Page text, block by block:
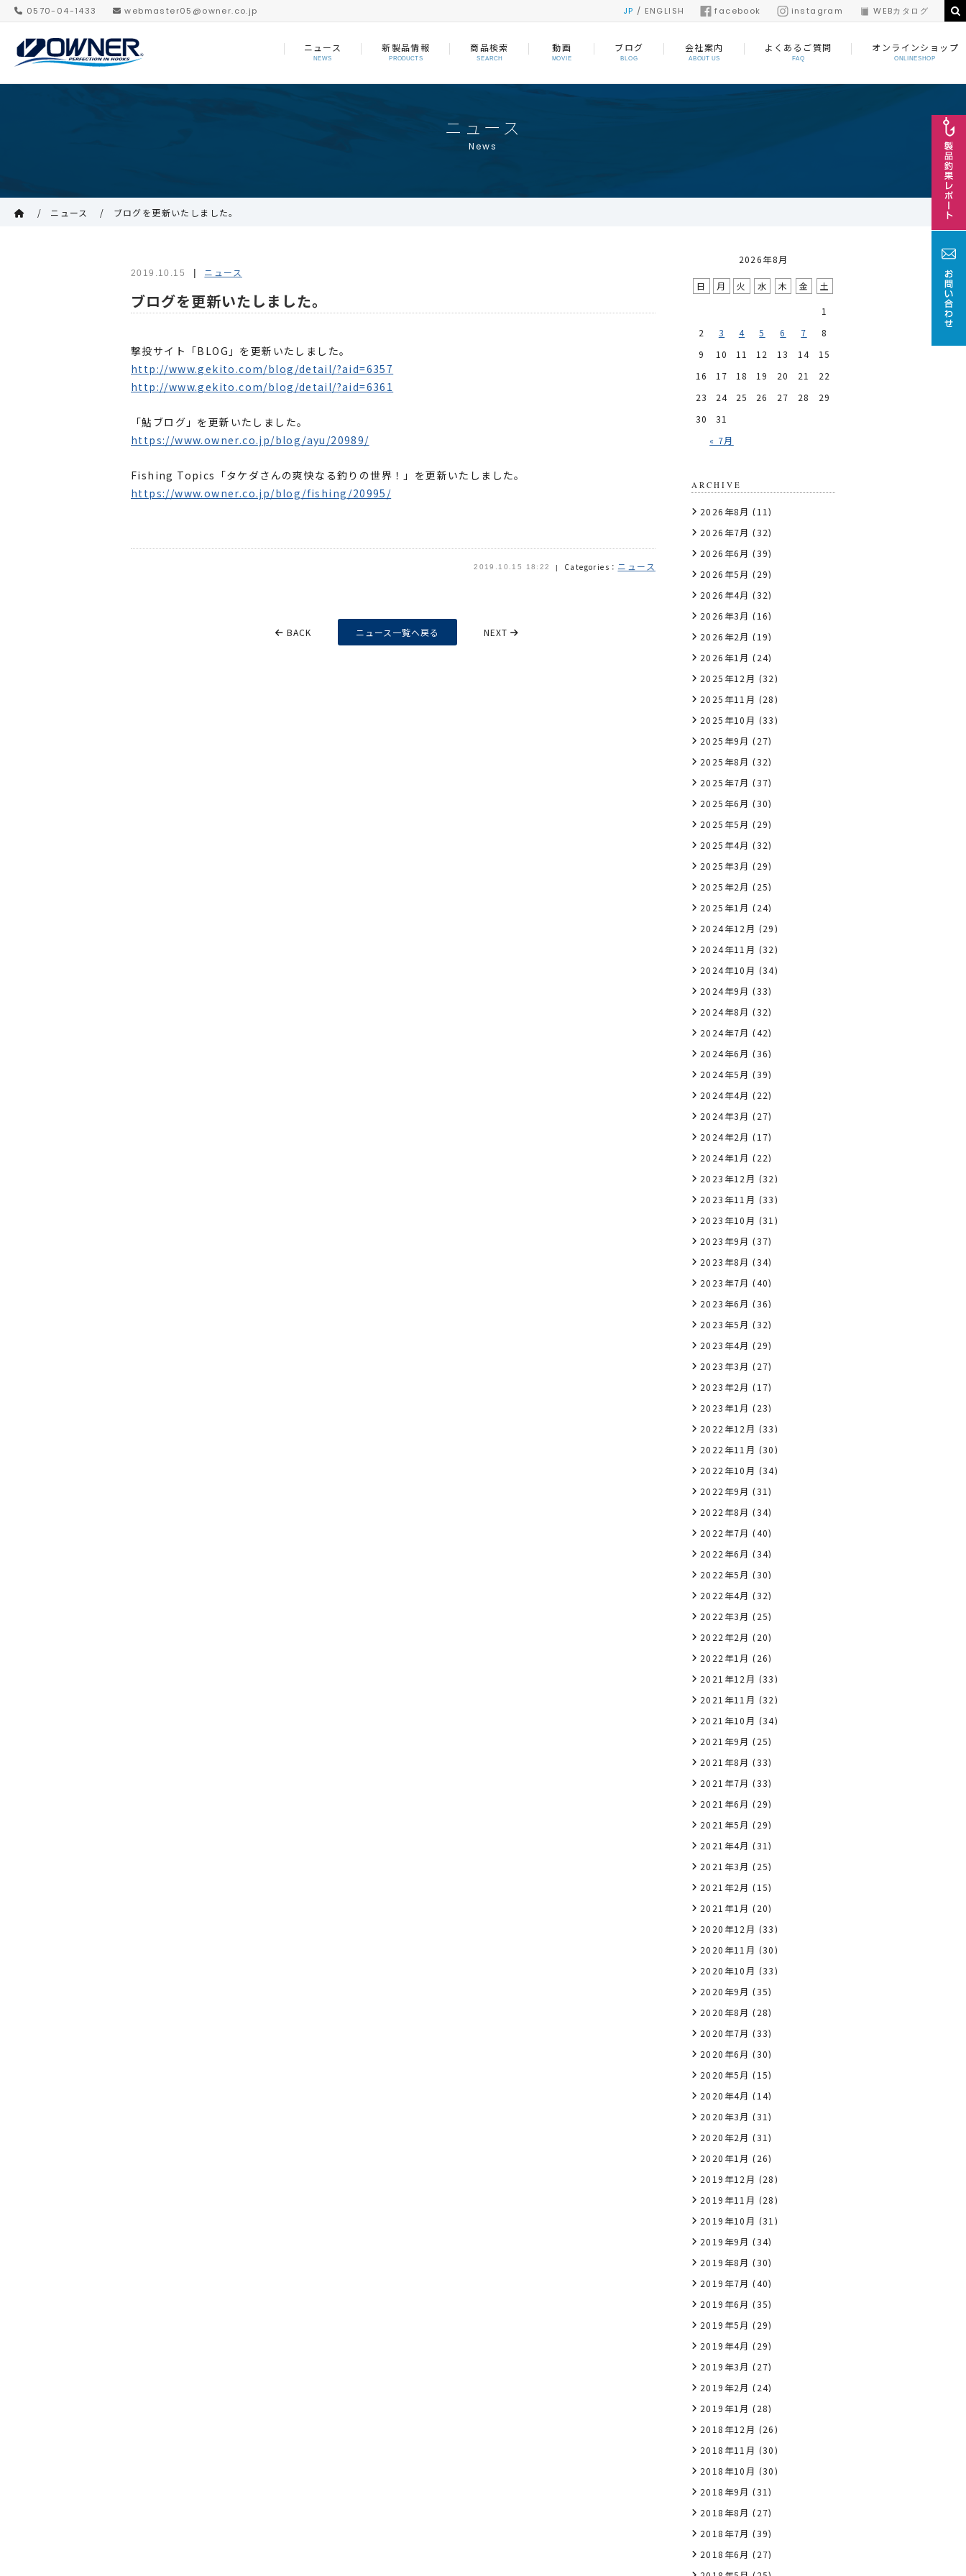
0570-04-1433 webmaster05@owner.co.jp JP / ENGLISH facebook instagram WEBカタログ
ニュース
NEWS
新製品情報
PRODUCTS
商品検索
SEARCH
動画
MOVIE
ブログ
BLOG
会社案内
ABOUT US
よくあるご質問
FAQ
オンラインショップ
ONLINESHOP
ニュース
News
ニュース ブログを更新いたしました。
2019.10.15 ニュース
ブログを更新いたしました。
撃投サイト「BLOG」を更新いたしました。
http://www.gekito.com/blog/detail/?aid=6357
http://www.gekito.com/blog/detail/?aid=6361
「鮎ブログ」を更新いたしました。
https://www.owner.co.jp/blog/ayu/20989/
Fishing Topics「タケダさんの爽快なる釣りの世界！」を更新いたしました。
https://www.owner.co.jp/blog/fishing/20995/
2019.10.15 18:22 Categories： ニュース
BACK ニュース一覧へ戻る NEXT
2026年8月
日 月 火 水 木 金 土
« 7月
1
2
3 4 5 6 7
8
9
10 11 12 13 14
15
16
17 18 19 20 21
22
23
24 25 26 27 28
29
30
31
ARCHIVE
2026年8月 (11)
2026年7月 (32)
2026年6月 (39)
2026年5月 (29)
2026年4月 (32)
2026年3月 (16)
2026年2月 (19)
2026年1月 (24)
2025年12月 (32)
2025年11月 (28)
2025年10月 (33)
2025年9月 (27)
2025年8月 (32)
2025年7月 (37)
2025年6月 (30)
2025年5月 (29)
2025年4月 (32)
2025年3月 (29)
2025年2月 (25)
2025年1月 (24)
2024年12月 (29)
2024年11月 (32)
2024年10月 (34)
2024年9月 (33)
2024年8月 (32)
2024年7月 (42)
2024年6月 (36)
2024年5月 (39)
2024年4月 (22)
2024年3月 (27)
2024年2月 (17)
2024年1月 (22)
2023年12月 (32)
2023年11月 (33)
2023年10月 (31)
2023年9月 (37)
2023年8月 (34)
2023年7月 (40)
2023年6月 (36)
2023年5月 (32)
2023年4月 (29)
2023年3月 (27)
2023年2月 (17)
2023年1月 (23)
2022年12月 (33)
2022年11月 (30)
2022年10月 (34)
2022年9月 (31)
2022年8月 (34)
2022年7月 (40)
2022年6月 (34)
2022年5月 (30)
2022年4月 (32)
2022年3月 (25)
2022年2月 (20)
2022年1月 (26)
2021年12月 (33)
2021年11月 (32)
2021年10月 (34)
2021年9月 (25)
2021年8月 (33)
2021年7月 (33)
2021年6月 (29)
2021年5月 (29)
2021年4月 (31)
2021年3月 (25)
2021年2月 (15)
2021年1月 (20)
2020年12月 (33)
2020年11月 (30)
2020年10月 (33)
2020年9月 (35)
2020年8月 (28)
2020年7月 (33)
2020年6月 (30)
2020年5月 (15)
2020年4月 (14)
2020年3月 (31)
2020年2月 (31)
2020年1月 (26)
2019年12月 (28)
2019年11月 (28)
2019年10月 (31)
2019年9月 (34)
2019年8月 (30)
2019年7月 (40)
2019年6月 (35)
2019年5月 (29)
2019年4月 (29)
2019年3月 (27)
2019年2月 (24)
2019年1月 (28)
2018年12月 (26)
2018年11月 (30)
2018年10月 (30)
2018年9月 (31)
2018年8月 (27)
2018年7月 (39)
2018年6月 (27)